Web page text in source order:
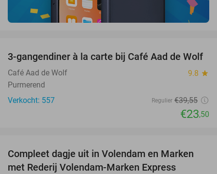
41%
3-gangendiner à la carte bij Café Aad de Wolf
Café Aad de Wolf 9.8 star
Purmerend
Verkocht: 557
Regulier €39,55
€23,50
55%
Compleet dagje uit in Volendam en Marken
met Rederij Volendam-Marken Express